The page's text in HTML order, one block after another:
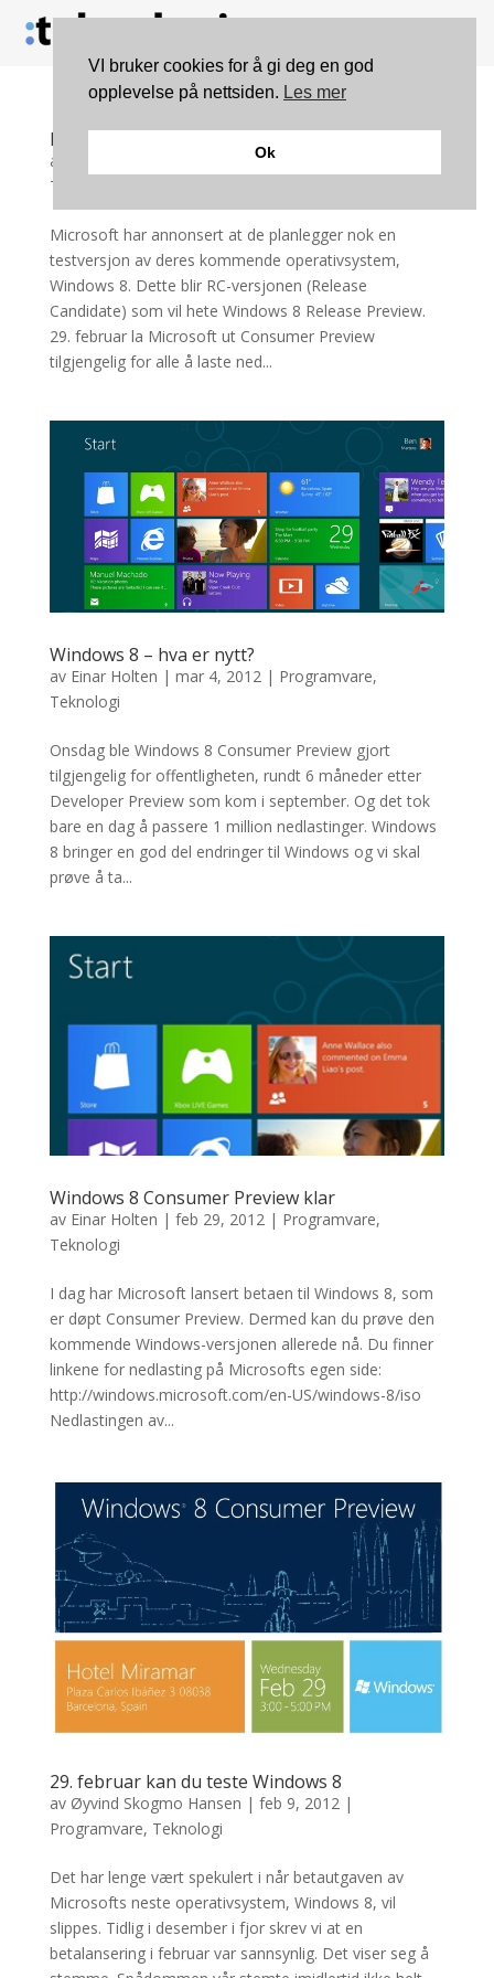
En ny testversjon av Windows 8 kommer
av apr 24, 2012|
Teknologi
Microsoft har annonsert at de planlegger nok en
testversjon av deres kommende operativsystem,
Windows 8. Dette blir RC-versjonen (Release
Candidate) som vil hete Windows 8 Release Preview.
29. februar la Microsoft ut Consumer Preview
tilgjengelig for alle å laste ned...
Windows 8 – hva er nytt?
av Einar Holten | mar 4, 2012 | Programvare,
Teknologi
Onsdag ble Windows 8 Consumer Preview gjort
tilgjengelig for offentligheten, rundt 6 måneder etter
Developer Preview som kom i september. Og det tok
bare en dag å passere 1 million nedlastinger. Windows
8 bringer en god del endringer til Windows og vi skal
prøve å ta...
Windows 8 Consumer Preview klar
av Einar Holten | feb 29, 2012| Programvare,
Teknologi
I dag har Microsoft lansert betaen til Windows 8, som
er døpt Consumer Preview. Dermed kan du prøve den
kommende Windows-versjonen allerede nå. Du finner
linkene for nedlasting på Microsofts egen side:
http://windows.microsoft.com/en-US/windows-8/iso
Nedlastingen av...
29. februar kan du teste Windows 8
av Øyvind Skogmo Hansen | feb 9, 2012|
Programvare, Teknologi
Det har lenge vært spekulert i når betautgaven av
Microsofts neste operativsystem, Windows 8, vil
slippes. Tidlig i desember i fjor skrev vi at en
betalansering i februar var sannsynlig. Det viser seg å
VI bruker cookies for å gi deg en god
opplevelse på nettsiden. Les mer
Ok